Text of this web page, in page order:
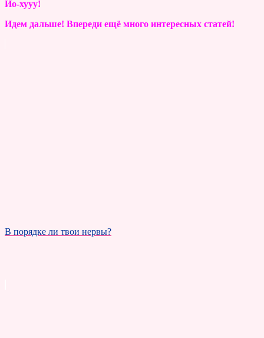
Йо-хууу!
Идем дальше! Впереди ещё много интересных статей!
В порядке ли твои нервы?